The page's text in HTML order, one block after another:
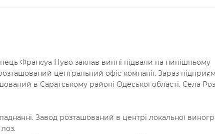
Франсуа Нуво заклав винні підвали на нинішньому
центральний офіс компанії. Зараз
в Саратському районі Одеської області. Села
Завод розташований в центрі локальної